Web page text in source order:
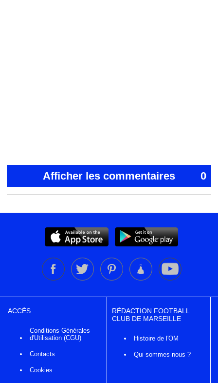
Afficher les commentaires 0
ACCÈS
Conditions Générales
d'Utilisation (CGU)
Contacts
Cookies
RÉDACTION FOOTBALL
CLUB DE MARSEILLE
Histoire de l'OM
Qui sommes nous ?